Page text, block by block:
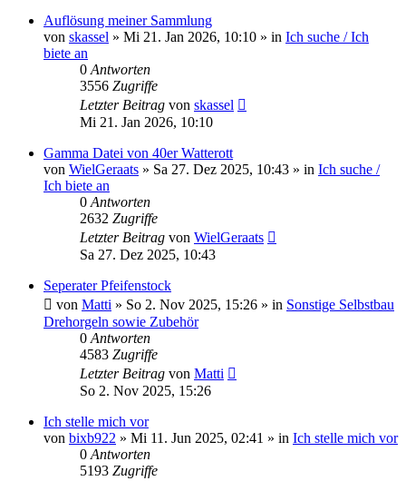
Auflösung meiner Sammlung
von skassel » Mi 21. Jan 2026, 10:10 » in Ich suche / Ich
biete an
0Antworten
3556 Zugriffe
Letzter Beitrag von skassel
Mi 21. Jan 2026, 10:10
Gamma Datei von 40er Watterott
von WielGeraats » Sa 27. Dez 2025, 10:43 » in Ich suche /
Ich biete an
0Antworten
2632 Zugriffe
Letzter Beitrag von WielGeraats
Sa 27. Dez 2025, 10:43
Seperater Pfeifenstock
von Matti » So 2. Nov 2025, 15:26 » in Sonstige Selbstbau
Drehorgeln sowie Zubehör
0Antworten
4583 Zugriffe
Letzter Beitrag von Matti
So 2. Nov 2025, 15:26
Ich stelle mich vor
von bixb922 » Mi 11. Jun 2025, 02:41 » in Ich stelle mich vor
0Antworten
5193 Zugriffe